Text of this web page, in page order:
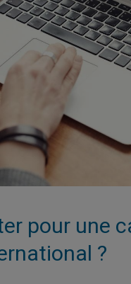
pour une
?